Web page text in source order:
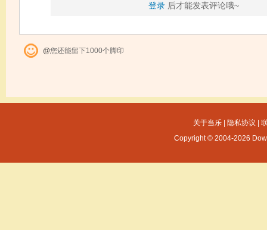
登录 后才能发表评论哦~
@您还能留下1000个脚印
关于当乐| 隐私协议
Copyright © 2004-2026